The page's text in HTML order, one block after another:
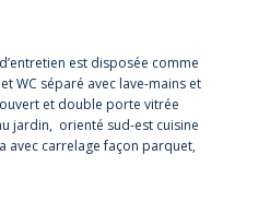
est disposée comme
WC séparé avec lave-mains et
et double porte vitrée
jardin, orienté sud-est cuisine
avec carrelage façon parquet,